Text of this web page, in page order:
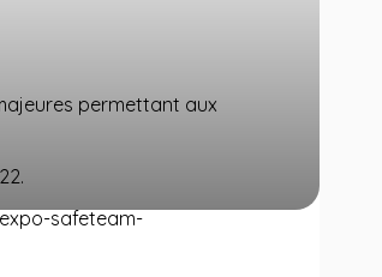
permettant aux
safeteam-